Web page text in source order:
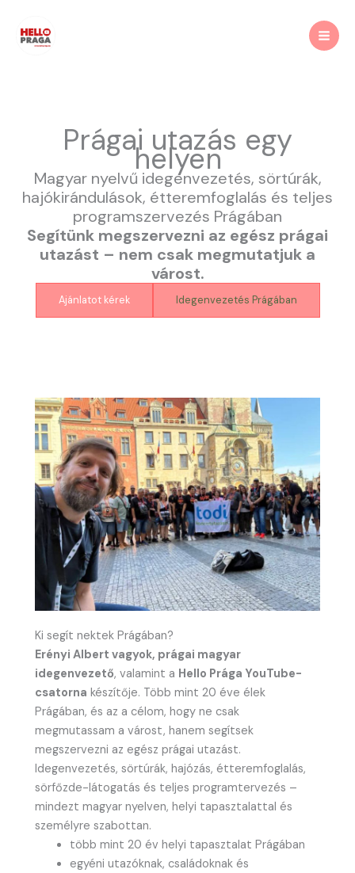
content
Prágai utazás egy
helyen
Magyar nyelvű idegenvezetés, sörtúrák,
hajókirándulások, étteremfoglalás és teljes
programszervezés Prágában
Segítünk megszervezni az egész prágai
utazást – nem csak megmutatjuk a
várost.
Ajánlatot kérek Idegenvezetés Prágában
Ki segít nektek Prágában?
Erényi Albert vagyok, prágai magyar
idegenvezető, valamint a Hello Prága YouTube-
csatorna készítője. Több mint 20 éve élek
Prágában, és az a célom, hogy ne csak
megmutassam a várost, hanem segítsek
megszervezni az egész prágai utazást.
Idegenvezetés, sörtúrák, hajózás, étteremfoglalás,
sörfőzde-látogatás és teljes programtervezés –
mindezt magyar nyelven, helyi tapasztalattal és
személyre szabottan.
több mint 20 év helyi tapasztalat Prágában
egyéni utazóknak, családoknak és